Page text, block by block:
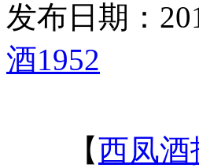
发布日期：
酒1952
【西凤酒